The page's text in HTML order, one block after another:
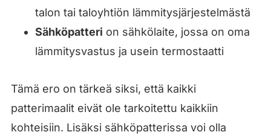
talon tai taloyhtiön lämmitysjärjestelmästä
Sähköpatteri on sähkölaite, jossa on oma
lämmitysvastus ja usein termostaatti
Tämä ero on tärkeä siksi, että kaikki
patterimaalit eivät ole tarkoitettu kaikkiin
kohteisiin. Lisäksi sähköpatterissa voi olla